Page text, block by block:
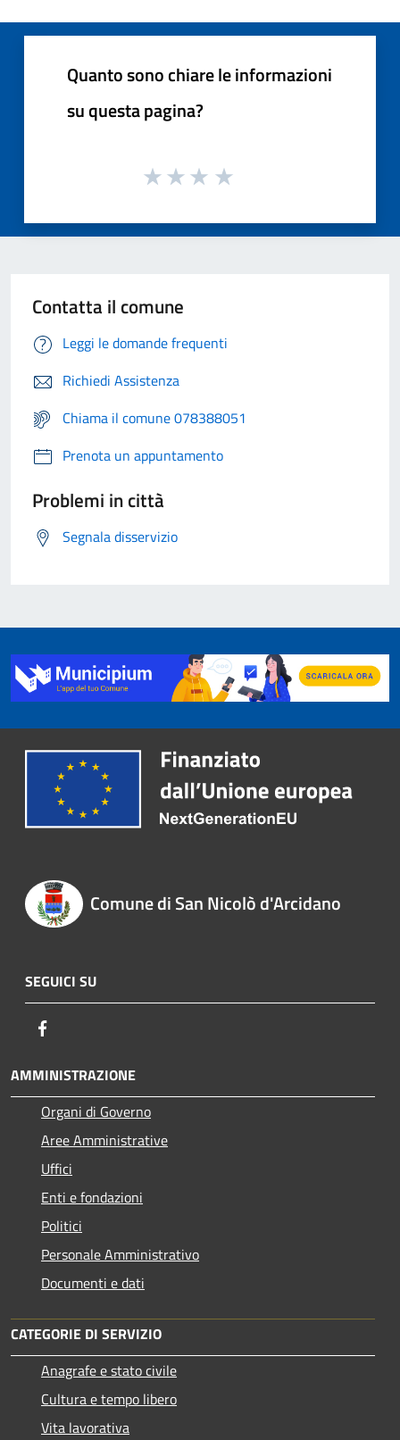
Quanto sono chiare le informazioni
su questa pagina?
Contatta il comune
Leggi le domande frequenti
Richiedi Assistenza
Chiama il comune 078388051
Prenota un appuntamento
Problemi in città
Segnala disservizio
Comune di San Nicolò d'Arcidano
SEGUICI SU
AMMINISTRAZIONE
Organi di Governo
Aree Amministrative
Uffici
Enti e fondazioni
Politici
Personale Amministrativo
Documenti e dati
CATEGORIE DI SERVIZIO
Anagrafe e stato civile
Cultura e tempo libero
Vita lavorativa